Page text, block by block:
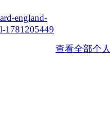
england-
1781205449
查看全部个